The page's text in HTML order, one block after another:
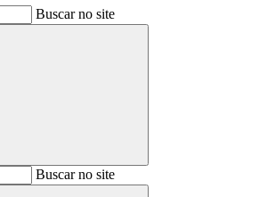
Buscar no site
BuscarBuscar no site